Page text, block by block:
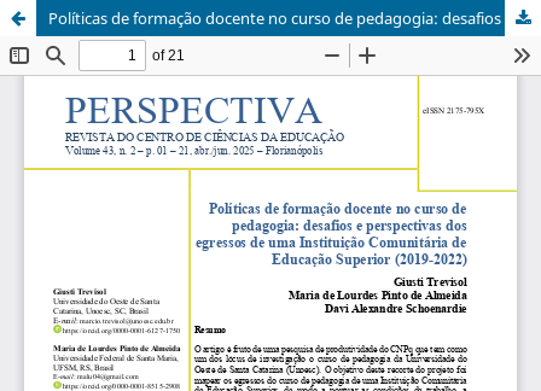
Políticas de formação docente no curso de pedagogia: desafios e perspectivas dos egressos de uma Instituição Comunitária de Educação Superior (2019-2022)